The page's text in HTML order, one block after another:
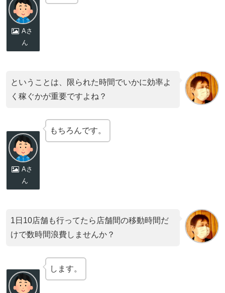
Aさ
ん
ということは、限られた時間でいかに効率よ
く稼ぐかが重要ですよね？
Aさ
ん
もちろんです。
1日10店舗も行ってたら店舗間の移動時間だ
けで数時間浪費しませんか？
します。